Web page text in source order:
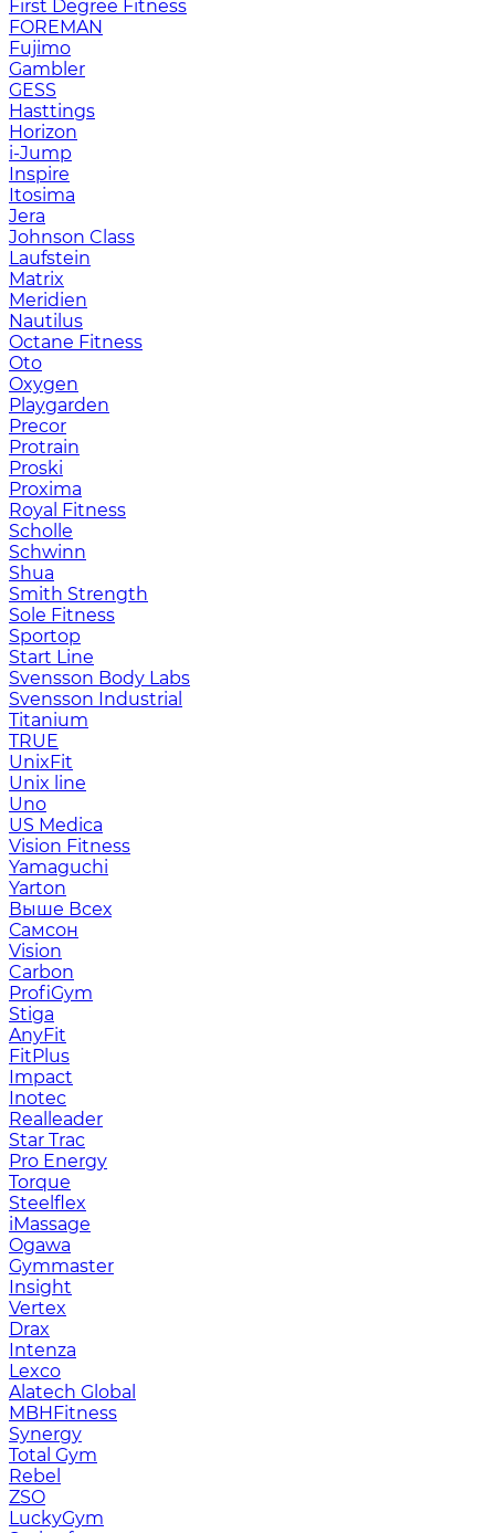
First Degree Fitness
FOREMAN
Fujimo
Gambler
GESS
Hasttings
Horizon
i-Jump
Inspire
Itosima
Jera
Johnson Class
Laufstein
Matrix
Meridien
Nautilus
Octane Fitness
Oto
Oxygen
Playgarden
Precor
Protrain
Proski
Proxima
Royal Fitness
Scholle
Schwinn
Shua
Smith Strength
Sole Fitness
Sportop
Start Line
Svensson Body Labs
Svensson Industrial
Titanium
TRUE
UnixFit
Unix line
Uno
US Medica
Vision Fitness
Yamaguchi
Yarton
Выше Всех
Самсон
Vision
Carbon
ProfiGym
Stiga
AnyFit
FitPlus
Impact
Inotec
Realleader
Star Trac
Pro Energy
Torque
Steelflex
iMassage
Ogawa
Gymmaster
Insight
Vertex
Drax
Intenza
Lexco
Alatech Global
MBHFitness
Synergy
Total Gym
Rebel
ZSO
LuckyGym